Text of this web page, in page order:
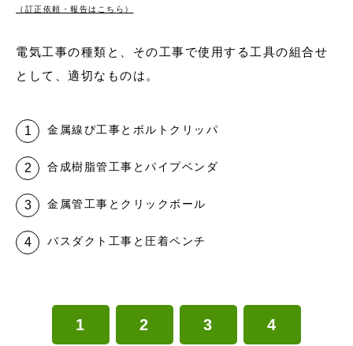
（訂正依頼・報告はこちら）
電気工事の種類と、その工事で使用する工具の組合せ
として、適切なものは。
金属線ぴ工事とボルトクリッパ
合成樹脂管工事とパイプベンダ
金属管工事とクリックボール
バスダクト工事と圧着ペンチ
1 2 3 4